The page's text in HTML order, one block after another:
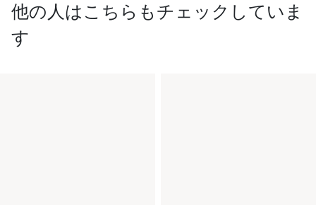
他の人はこちらもチェックしていま
す